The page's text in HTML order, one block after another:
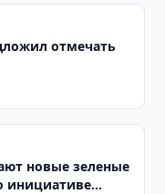
отмечать
новые зеленые
инициативе